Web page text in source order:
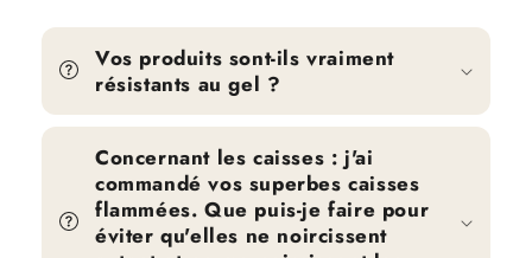
Vos produits sont-ils vraiment
résistants au gel ?
Concernant les caisses : j'ai
commandé vos superbes caisses
flammées. Que puis-je faire pour
éviter qu'elles ne noircissent